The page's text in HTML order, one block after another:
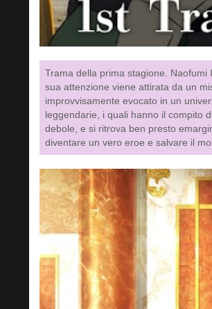
Trama della prima stagione.
sua attenzione viene attirata da un
improvvisamente evocato in un
leggendarie, i quali hanno il compito
debole, e si ritrova ben presto
diventare un vero eroe e salvare il